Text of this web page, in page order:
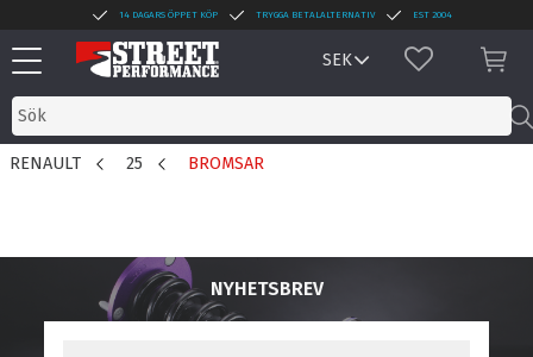
Meny
14 DAGARS ÖPPET KÖP TRYGGA BETALALTERNATIV EST 2004
FAVORITER
RENAULT 25 BROMSAR
NYHETSBREV